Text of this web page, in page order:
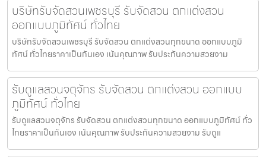
บริษัทรับจัดสวนเพชรบุรี รับจัดสวน ตกแต่งสวน
ออกแบบภูมิทัศน์ ทั่วไทย
บริษัทรับจัดสวนเพชรบุรี รับจัดสวน ตกแต่งสวนทุกขนาด ออกแบบภูมิ
ทัศน์ ทั่วไทยราคาเป็นกันเอง เน้นคุณภาพ รับประกันความสวยงาม
รับดูแลสวนจตุจักร รับจัดสวน ตกแต่งสวน ออกแบบ
ภูมิทัศน์ ทั่วไทย
รับดูแลสวนจตุจักร รับจัดสวน ตกแต่งสวนทุกขนาด ออกแบบภูมิทัศน์ ทั่ว
ไทยราคาเป็นกันเอง เน้นคุณภาพ รับประกันความสวยงาม รับดูแ